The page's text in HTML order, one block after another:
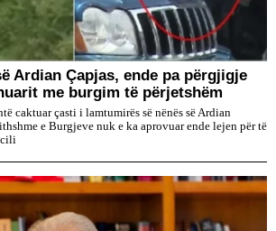
Ardian Çapjas, ende pa përgjigje
me burgim të përjetshëm
caktuar çasti i lamtumirës së nënës së Ardian
e Burgjeve nuk e ka aprovuar ende lejen për të
cili